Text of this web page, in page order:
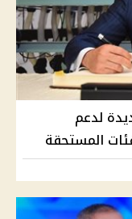
لدعم
المستحقة